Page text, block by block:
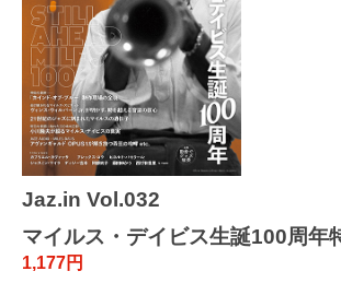
Jaz.in Vol.032
マイルス・デイビス生誕100周年
1,177円